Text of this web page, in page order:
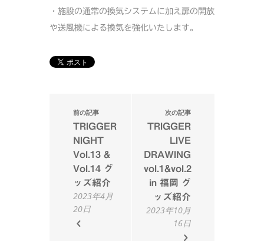
・施設の通常の換気システムに加え扉の開放
や送風機による換気を強化いたします。
前の記事
TRIGGER
NIGHT
Vol.13 &
Vol.14 グ
ッズ紹介
2023年4月
20日
次の記事
TRIGGER
LIVE
DRAWING
vol.1&vol.2
in 福岡 グ
ッズ紹介
2023年10月
16日